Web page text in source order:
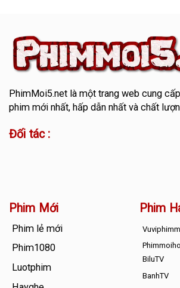
PhimMoi5.netlà một trang web cung
phim mới nhất, hấp dẫn nhất và chất
Đối tác :
Phim Mới
Phim lẻ mới
Phim1080
Luotphim
Phim
BiluTV
BanhTV